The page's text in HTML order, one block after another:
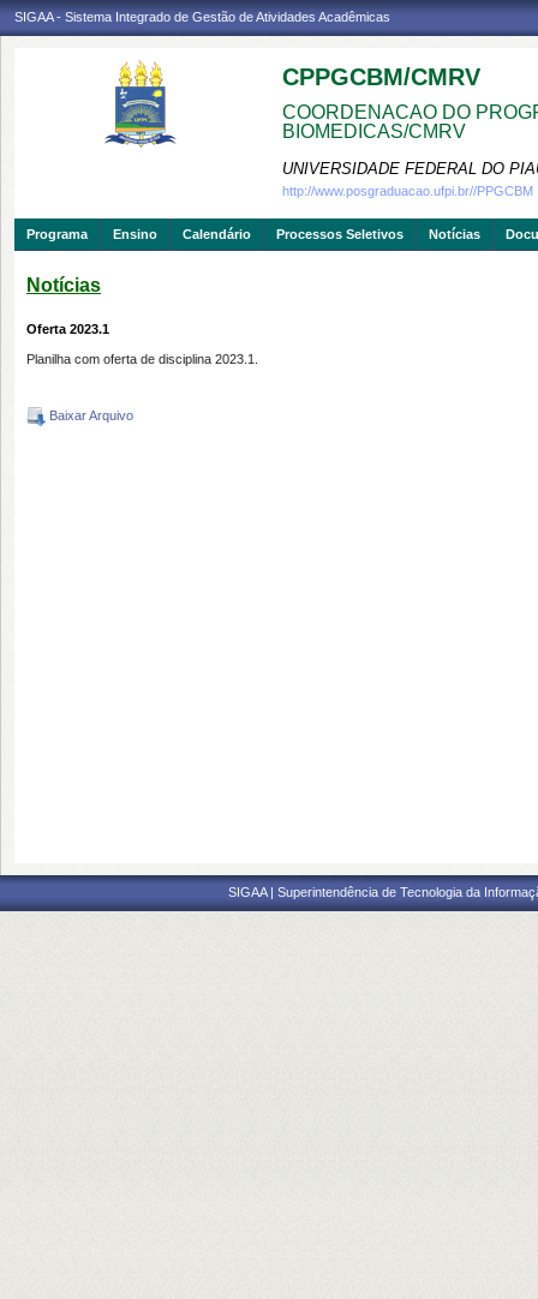
SIGAA - Sistema Integrado de Gestão de Atividades Acadêmicas
CPPGCBM/CMRV
COORDENACAO DO
BIOMEDICAS/CMRV
UNIVERSIDADE FEDERAL DO
http://www.posgraduacao.ufpi.br//PPGCBM
Programa Ensino Calendário Processos Seletivos Notícias
Notícias
Oferta 2023.1
Planilha com oferta de disciplina 2023.1.
Baixar Arquivo
SIGAA | Superintendência de Tecnologia da